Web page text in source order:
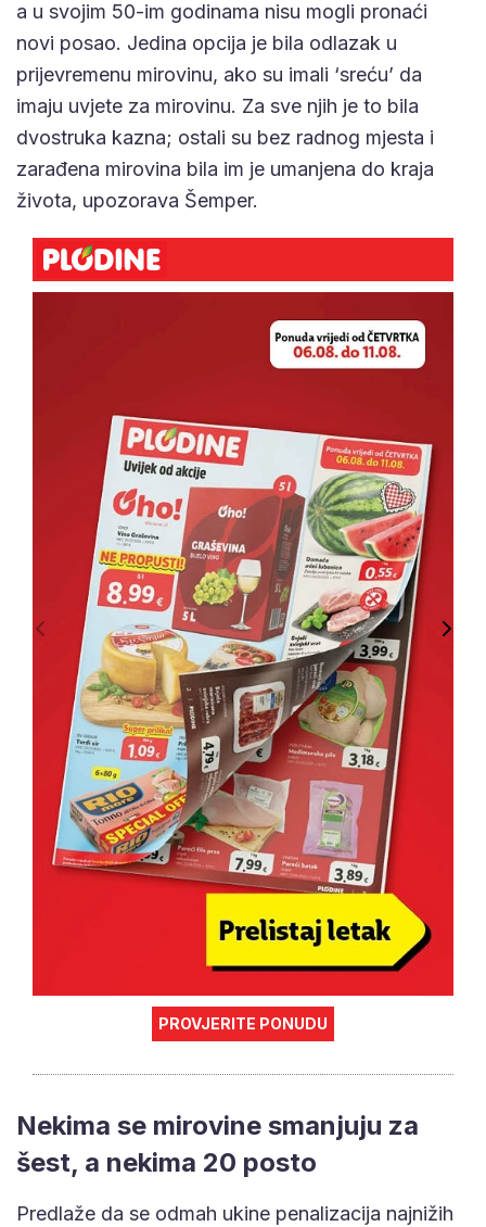
a u svojim 50-im godinama nisu mogli pronaći
novi posao. Jedina opcija je bila odlazak u
prijevremenu mirovinu, ako su imali ‘sreću’ da
imaju uvjete za mirovinu. Za sve njih je to bila
dvostruka kazna; ostali su bez radnog mjesta i
zarađena mirovina bila im je umanjena do kraja
života, upozorava Šemper.
PROVJERITE PONUDU
Nekima se mirovine smanjuju za
šest, a nekima 20 posto
Predlaže da se odmah ukine penalizacija najnižih